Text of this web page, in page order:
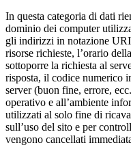
In questa categoria di dati
dominio dei computer
gli indirizzi in notazione
risorse richieste, l’orario
sottoporre la richiesta al
risposta, il codice numerico
server (buon fine, errore,
operativo e all’ambiente
utilizzati al solo fine di
sull’uso del sito e per
vengono cancellati